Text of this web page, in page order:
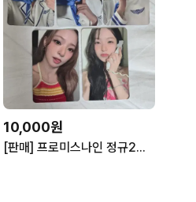
10,000원
[판매] 프로미스나인 정규2집 애플뮤직 대면팬싸 포카세트 개별가능